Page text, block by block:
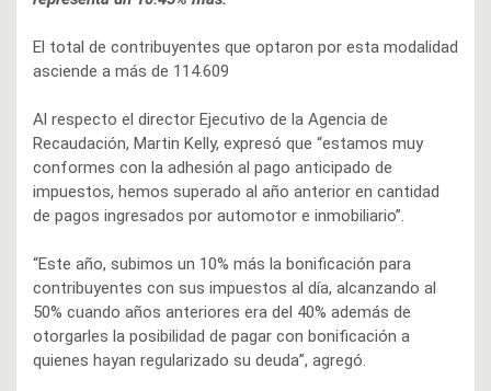
El total de contribuyentes que optaron por esta modalidad
asciende a más de 114.609
Al respecto el director Ejecutivo de la Agencia de
Recaudación, Martin Kelly, expresó que “estamos muy
conformes con la adhesión al pago anticipado de
impuestos, hemos superado al año anterior en cantidad
de pagos ingresados por automotor e inmobiliario”.
“Este año, subimos un 10% más la bonificación para
contribuyentes con sus impuestos al día, alcanzando al
50% cuando años anteriores era del 40% además de
otorgarles la posibilidad de pagar con bonificación a
quienes hayan regularizado su deuda”, agregó.